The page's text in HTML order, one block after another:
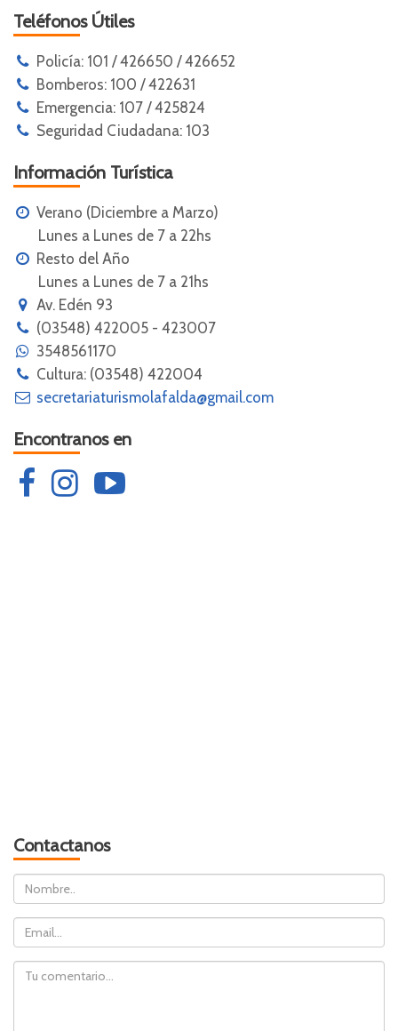
Teléfonos Útiles
Policía: 101 / 426650 / 426652
Bomberos: 100 / 422631
Emergencia: 107 / 425824
Seguridad Ciudadana: 103
Información Turística
Verano (Diciembre a Marzo)
Lunes a Lunes de 7 a 22hs
Resto del Año
Lunes a Lunes de 7 a 21hs
Av. Edén 93
(03548) 422005 - 423007
3548561170
Cultura: (03548) 422004
secretariaturismolafalda@gmail.com
Encontranos en
Contactanos
Nombre
Email
Comentario